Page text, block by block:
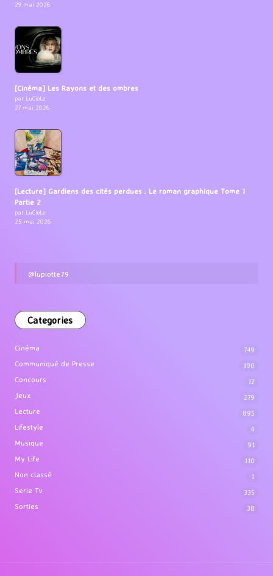
29 mai 2026
[Cinéma] Les Rayons et des ombres
par LuCioLe
27 mai 2026
[Lecture] Gardiens des cités perdues : Le roman graphique Tome 1
Partie 2
par LuCioLe
25 mai 2026
@lupiotte79
Categories
Cinéma 749
Communiqué de Presse 190
Concours 12
Jeux 279
Lecture 895
Lifestyle 4
Musique 91
My Life 110
Non classé 1
Serie Tv 335
Sorties 38